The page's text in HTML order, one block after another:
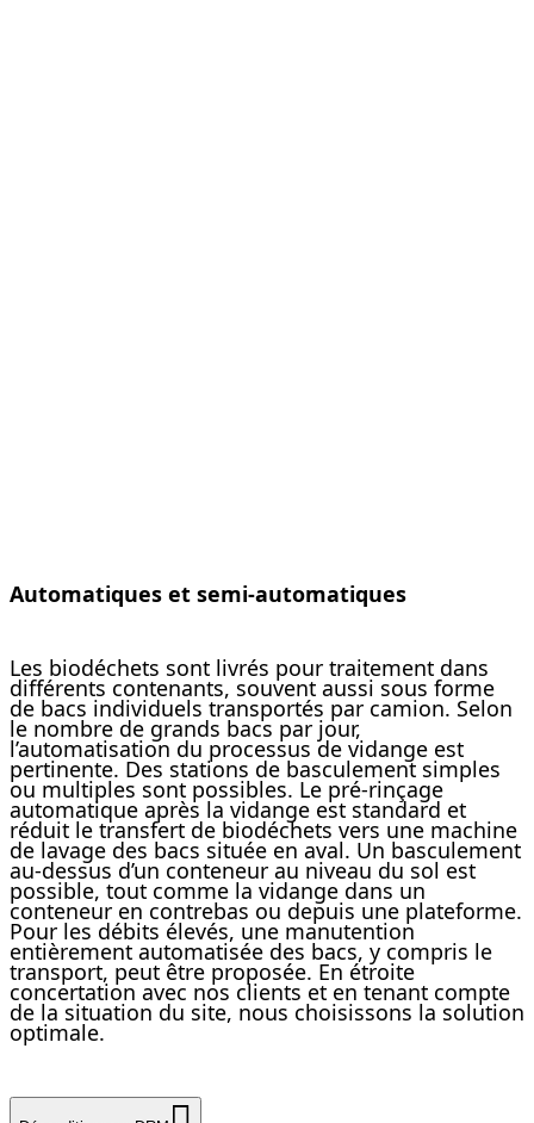
Automatiques et semi-automatiques
Les biodéchets sont livrés pour traitement dans
différents contenants, souvent aussi sous forme
de bacs individuels transportés par camion. Selon
le nombre de grands bacs par jour,
l’automatisation du processus de vidange est
pertinente. Des stations de basculement simples
ou multiples sont possibles. Le pré-rinçage
automatique après la vidange est standard et
réduit le transfert de biodéchets vers une machine
de lavage des bacs située en aval. Un basculement
au-dessus d’un conteneur au niveau du sol est
possible, tout comme la vidange dans un
conteneur en contrebas ou depuis une plateforme.
Pour les débits élevés, une manutention
entièrement automatisée des bacs, y compris le
transport, peut être proposée. En étroite
concertation avec nos clients et en tenant compte
de la situation du site, nous choisissons la solution
optimale.